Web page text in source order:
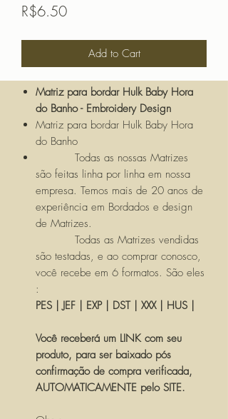
R$6.50Price
Add to Cart
Matriz para bordar Hulk Baby Hora
do Banho - Embroidery Design
Matriz para bordar Hulk Baby Hora
do Banho
Todas as nossas Matrizes
são feitas linha por linha em nossa
empresa. Temos mais de 20 anos de
experiência em Bordados e design
de Matrizes.
Todas as Matrizes vendidas
são testadas, e ao comprar conosco,
você recebe em 6 formatos. São eles
:
PES | JEF | EXP | DST | XXX | HUS |
Você receberá um LINK com seu
produto, para ser baixado pós
confirmação de compra verificada,
AUTOMATICAMENTE pelo SITE.